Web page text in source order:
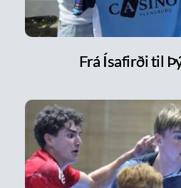
Frá Ísafirði til